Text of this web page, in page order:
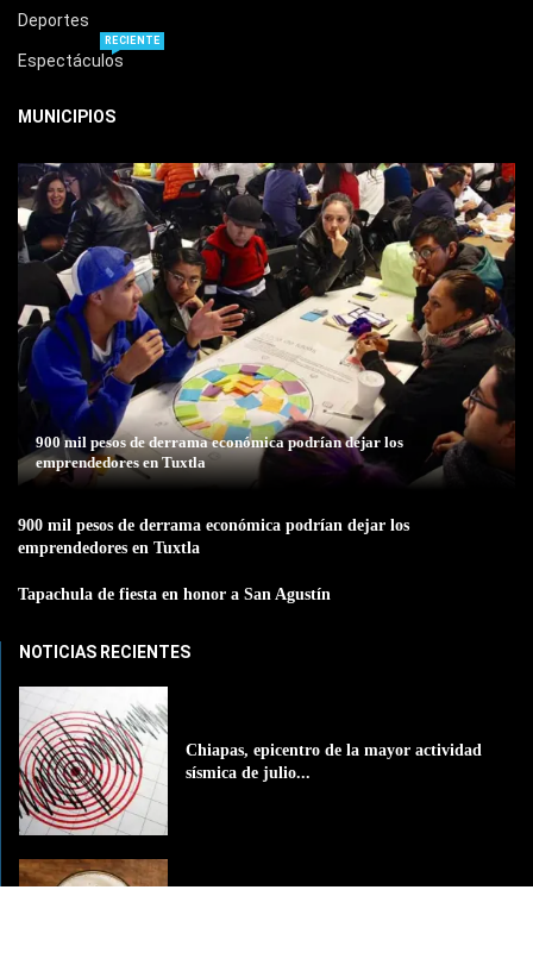
Deportes
Espectáculos
RECIENTE
MUNICIPIOS
900 mil pesos de derrama económica podrían dejar los
emprendedores en Tuxtla
900 mil pesos de derrama económica podrían dejar los
emprendedores en Tuxtla
Tapachula de fiesta en honor a San Agustín
NOTICIAS RECIENTES
Chiapas, epicentro de la mayor actividad
sísmica de julio...